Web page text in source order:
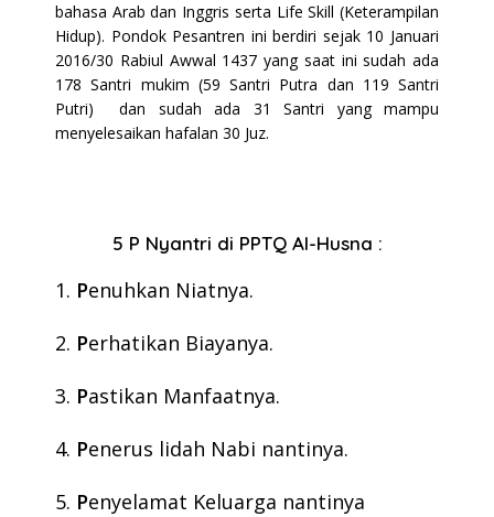
bahasa Arab dan Inggris serta Life Skill (Keterampilan
Hidup). Pondok Pesantren ini berdiri sejak 10 Januari
2016/30 Rabiul Awwal 1437 yang saat ini sudah ada
178 Santri mukim (59 Santri Putra dan 119 Santri
Putri) dan sudah ada 31 Santri yang mampu
menyelesaikan hafalan 30 Juz.
5 P Nyantri di PPTQ Al-Husna :
1. Penuhkan Niatnya.
2. Perhatikan Biayanya.
3. Pastikan Manfaatnya.
4. Penerus lidah Nabi nantinya.
5. Penyelamat Keluarga nantinya